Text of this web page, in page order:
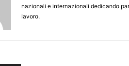
nazionali e internazionali dedicando
lavoro.